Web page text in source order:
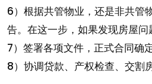
6）根据共管物业，还是非共管
告。在这一步，如果发现房屋
7）签署各项文件，正式合同确
8）协调贷款、产权检查、交割